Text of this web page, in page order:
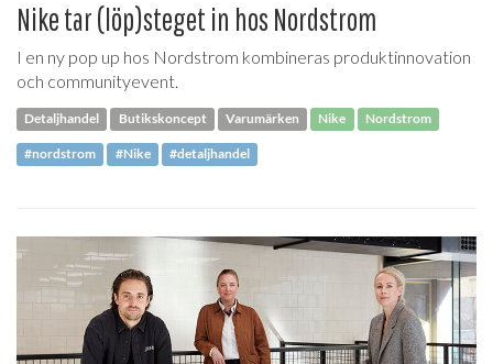
Nike tar (löp)steget in hos Nordstrom
I en ny pop up hos Nordstrom kombineras produktinnovation
och communityevent.
Detaljhandel Butikskoncept Varumärken Nike Nordstrom
#nordstrom #Nike #detaljhandel